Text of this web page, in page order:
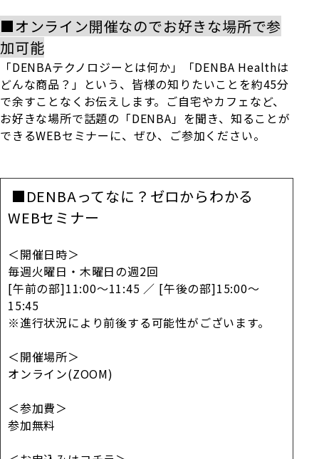
■オンライン開催なのでお好きな場所で参
加可能
「DENBAテクノロジーとは何か」「DENBA Healthは
どんな商品？」という、皆様の知りたいことを約45分
で余すことなくお伝えします。ご自宅やカフェなど、
お好きな場所で話題の「DENBA」を聞き、知ることが
できるWEBセミナーに、ぜひ、ご参加ください。
■DENBAってなに？ゼロからわかる
WEBセミナー
＜開催日時＞
毎週火曜日・木曜日の週2回
[午前の部]11:00～11:45 ／ [午後の部]15:00～
15:45
※進行状況により前後する可能性がございます。
＜開催場所＞
オンライン(ZOOM)
＜参加費＞
参加無料